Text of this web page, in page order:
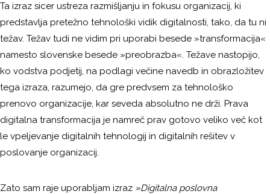
Ta izraz sicer ustreza razmišljanju in fokusu organizacij, ki
predstavlja pretežno tehnološki vidik digitalnosti, tako, da tu ni
težav. Težav tudi ne vidim pri uporabi besede »transformacija«
namesto slovenske besede »preobrazba«. Težave nastopijo,
ko vodstva podjetij, na podlagi večine navedb in obrazložitev
tega izraza, razumejo, da gre predvsem za tehnološko
prenovo organizacije, kar seveda absolutno ne drži. Prava
digitalna transformacija je namreč prav gotovo veliko več kot
le vpeljevanje digitalnih tehnologij in digitalnih rešitev v
poslovanje organizacij.
Zato sam raje uporabljam izraz »Digitalna poslovna